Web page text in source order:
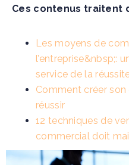
Ces contenus traitent
Les moyens de
l’entreprise&nbsp;:
service de la
Comment créer
réussir
12 techniques de
commercial doit